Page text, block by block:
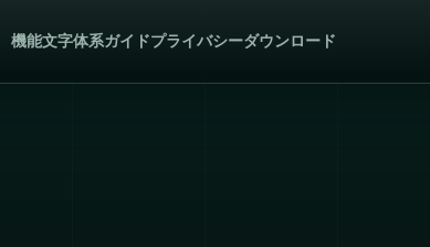
機能文字体系ガイドプライバシーダウンロード